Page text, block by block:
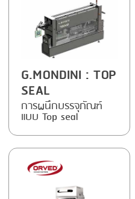
CENTRIFUGING
CLIPPING
COOKING
DICING
FORMING
GRILLING
HEAT SEALING
CLIPTECHNIK
EMERSON
FIREX
FREY
G.MONDINI
G.MONDINI : TOP
SEAL
การผนึกบรรจุภัณฑ์
แบบ Top seal